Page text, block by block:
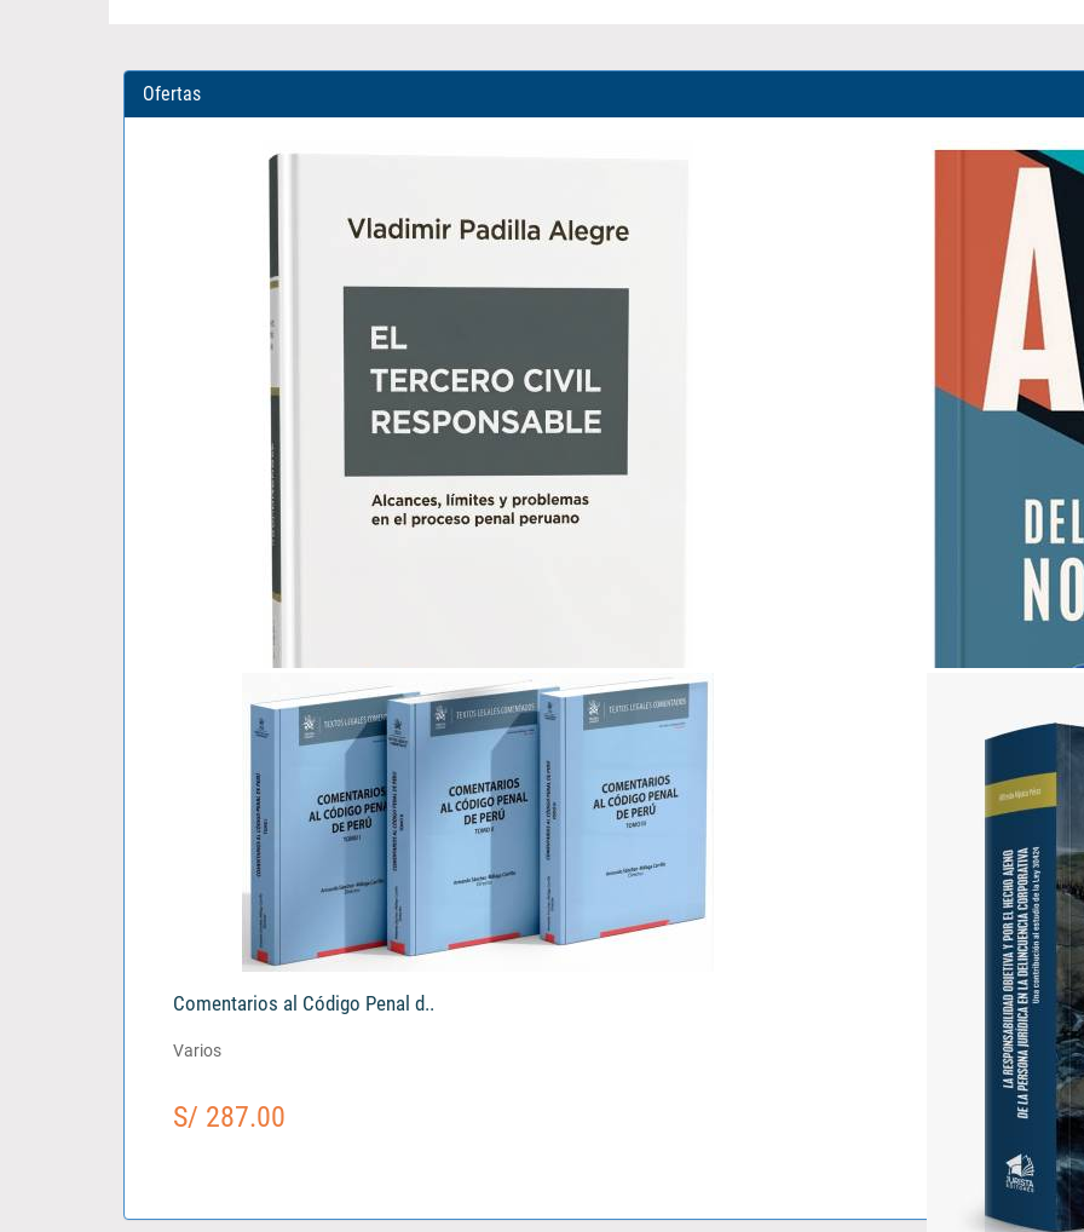
Ofertas
El Tercero Civil Responsable..
Vladimir Katherniak Padilla Alegre
S/ 103.00
ABC del Derecho Notarial..
Comentarios al Código Penal d..
Varios
S/ 287.00